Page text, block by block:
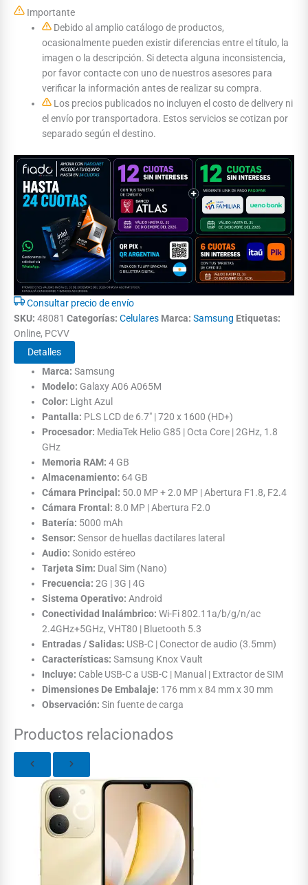
Importante
Debido al amplio catálogo de productos,
ocasionalmente pueden existir diferencias entre el título, la
imagen o la descripción. Si detecta alguna inconsistencia,
por favor contacte con uno de nuestros asesores para
verificar la información antes de realizar su compra.
Los precios publicados no incluyen el costo de delivery ni
el envío por transportadora. Estos servicios se cotizan por
separado según el destino.
Consultar precio de envío
SKU: 48081 Categorías: Celulares Marca: Samsung Etiquetas:
Online, PCVV
Detalles
Marca: Samsung
Modelo: Galaxy A06 A065M
Color: Light Azul
Pantalla: PLS LCD de 6.7" | 720 x 1600 (HD+)
Procesador: MediaTek Helio G85 | Octa Core | 2GHz, 1.8
GHz
Memoria RAM: 4 GB
Almacenamiento: 64 GB
Cámara Principal: 50.0 MP + 2.0 MP | Abertura F1.8, F2.4
Cámara Frontal: 8.0 MP | Abertura F2.0
Batería: 5000 mAh
Sensor: Sensor de huellas dactilares lateral
Audio: Sonido estéreo
Tarjeta Sim: Dual Sim (Nano)
Frecuencia: 2G | 3G | 4G
Sistema Operativo: Android
Conectividad Inalámbrico: Wi-Fi 802.11a/b/g/n/ac
2.4GHz+5GHz, VHT80 | Bluetooth 5.3
Entradas / Salidas: USB-C | Conector de audio (3.5mm)
Características: Samsung Knox Vault
Incluye: Cable USB-C a USB-C | Manual | Extractor de SIM
Dimensiones De Embalaje: 176 mm x 84 mm x 30 mm
Observación: Sin fuente de carga
Productos relacionados